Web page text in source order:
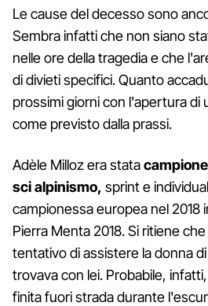
Le cause del decesso sono
Sembra infatti che non siano
nelle ore della tragedia e che
di divieti specifici. Quanto
prossimi giorni con l'apertura di
come previsto dalla prassi.
Adèle Milloz era stata
sci alpinismo, sprint e
campionessa europea nel 2018
Pierra Menta 2018. Si ritiene
tentativo di assistere la donna
trovava con lei. Probabile,
finita fuori strada durante